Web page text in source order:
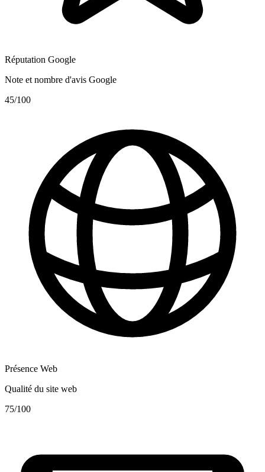
Réputation Google
Note et nombre d'avis Google
45/100
Présence Web
Qualité du site web
75/100